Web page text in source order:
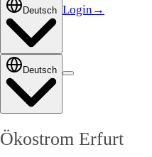
Deutsch Login→
Deutsch
Ökostrom Erfurt